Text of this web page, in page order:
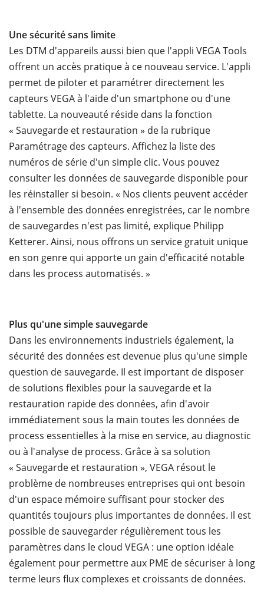
Une sécurité sans limite
Les DTM d'appareils aussi bien que l'appli VEGA Tools
offrent un accès pratique à ce nouveau service. L'appli
permet de piloter et paramétrer directement les
capteurs VEGA à l'aide d'un smartphone ou d'une
tablette. La nouveauté réside dans la fonction
« Sauvegarde et restauration » de la rubrique
Paramétrage des capteurs. Affichez la liste des
numéros de série d'un simple clic. Vous pouvez
consulter les données de sauvegarde disponible pour
les réinstaller si besoin. « Nos clients peuvent accéder
à l'ensemble des données enregistrées, car le nombre
de sauvegardes n'est pas limité, explique Philipp
Ketterer. Ainsi, nous offrons un service gratuit unique
en son genre qui apporte un gain d'efficacité notable
dans les process automatisés. »
Plus qu'une simple sauvegarde
Dans les environnements industriels également, la
sécurité des données est devenue plus qu'une simple
question de sauvegarde. Il est important de disposer
de solutions flexibles pour la sauvegarde et la
restauration rapide des données, afin d'avoir
immédiatement sous la main toutes les données de
process essentielles à la mise en service, au diagnostic
ou à l'analyse de process. Grâce à sa solution
« Sauvegarde et restauration », VEGA résout le
problème de nombreuses entreprises qui ont besoin
d'un espace mémoire suffisant pour stocker des
quantités toujours plus importantes de données. Il est
possible de sauvegarder régulièrement tous les
paramètres dans le cloud VEGA : une option idéale
également pour permettre aux PME de sécuriser à long
terme leurs flux complexes et croissants de données.